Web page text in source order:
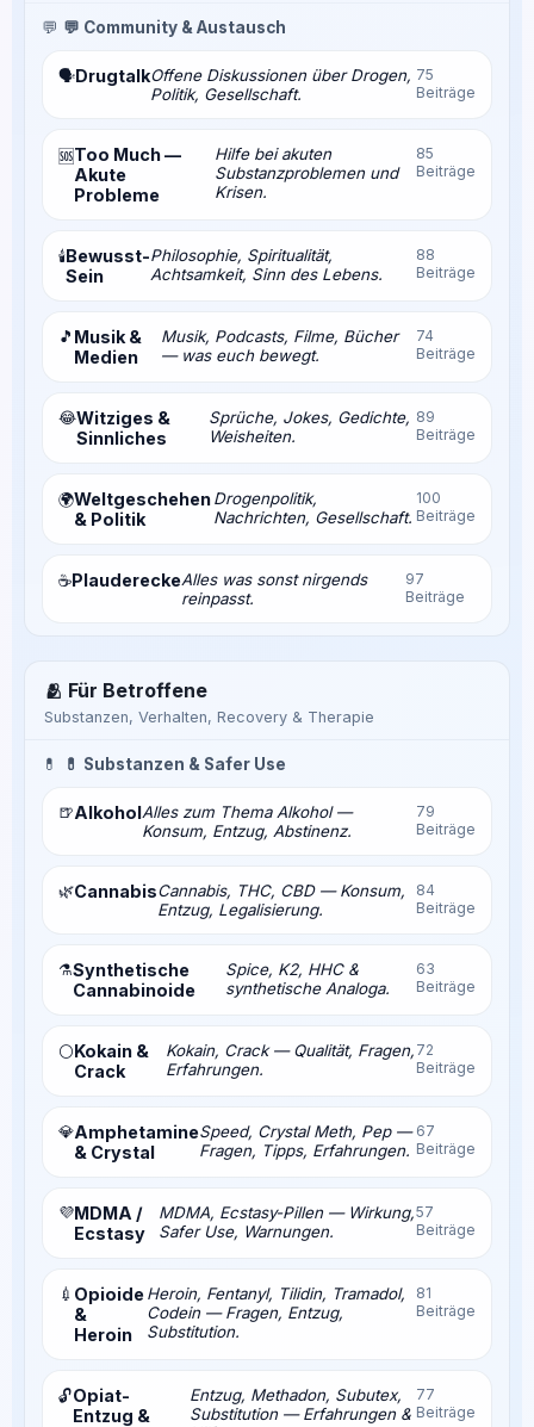
💬 💬 Community & Austausch
🗣️DrugtalkOffene Diskussionen über Drogen,
Politik, Gesellschaft.
75
Beiträge
🆘Too Much —
Akute
Probleme
Hilfe bei akuten
Substanzproblemen und
Krisen.
85
Beiträge
🕯️Bewusst-
Sein
Philosophie, Spiritualität,
Achtsamkeit, Sinn des Lebens.
88
Beiträge
🎵 Musik &
Medien
Musik, Podcasts, Filme, Bücher
— was euch bewegt.
74
Beiträge
😂Witziges &
Sinnliches
Sprüche, Jokes, Gedichte,
Weisheiten.
89
Beiträge
🌍Weltgeschehen
& Politik
Drogenpolitik,
Nachrichten, Gesellschaft.
100
Beiträge
☕PlaudereckeAlles was sonst nirgends
reinpasst.
97
Beiträge
🫂 Für Betroffene
Substanzen, Verhalten, Recovery & Therapie
💊 💊 Substanzen & Safer Use
🍺AlkoholAlles zum Thema Alkohol —
Konsum, Entzug, Abstinenz.
79
Beiträge
🌿CannabisCannabis, THC, CBD — Konsum,
Entzug, Legalisierung.
84
Beiträge
⚗️Synthetische
Cannabinoide
Spice, K2, HHC &
synthetische Analoga.
63
Beiträge
⚪Kokain &
Crack
Kokain, Crack — Qualität, Fragen,
Erfahrungen.
72
Beiträge
💎Amphetamine
& Crystal
Speed, Crystal Meth, Pep —
Fragen, Tipps, Erfahrungen.
67
Beiträge
💜MDMA /
Ecstasy
MDMA, Ecstasy-Pillen — Wirkung,
Safer Use, Warnungen.
57
Beiträge
💉 Opioide
&
Heroin
Heroin, Fentanyl, Tilidin, Tramadol,
Codein — Fragen, Entzug,
Substitution.
81
Beiträge
🔓Opiat-
Entzug &
Entzug, Methadon, Subutex,
Substitution — Erfahrungen &
77
Beiträge